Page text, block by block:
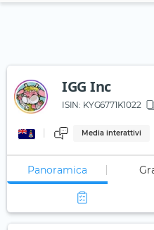
IGG Inc
ISIN: KYG6771K1022
Media interattivi
Panoramica